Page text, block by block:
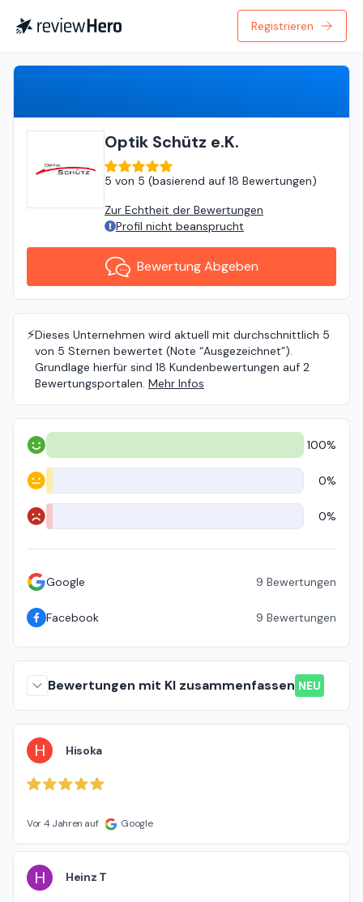
Registrieren
Optik Schütz e.K.
5 von 5 (basierend auf 18 Bewertungen)
Zur Echtheit der Bewertungen
Profil nicht beansprucht
Bewertung Abgeben
⚡️Dieses Unternehmen wird aktuell mit durchschnittlich 5
von 5 Sternen bewertet (Note “Ausgezeichnet”).
Grundlage hierfür sind 18 Kundenbewertungen auf 2
Bewertungsportalen. Mehr Infos
Positiv 100%
Neutral 0%
Negativ 0%
Google 9 Bewertungen
Facebook 9 Bewertungen
Bewertungen mit KI zusammenfassen NEU
H Hisoka
Vor 4 Jahren auf Google
H Heinz T